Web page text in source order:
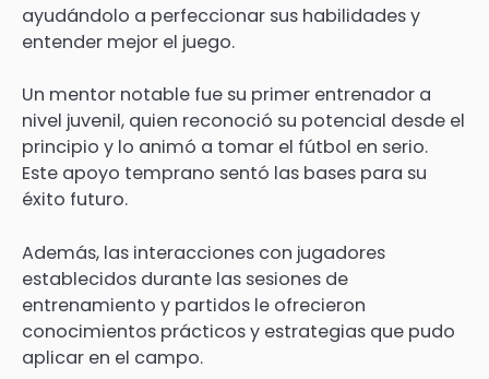
ayudándolo a perfeccionar sus habilidades y
entender mejor el juego.
Un mentor notable fue su primer entrenador a
nivel juvenil, quien reconoció su potencial desde el
principio y lo animó a tomar el fútbol en serio.
Este apoyo temprano sentó las bases para su
éxito futuro.
Además, las interacciones con jugadores
establecidos durante las sesiones de
entrenamiento y partidos le ofrecieron
conocimientos prácticos y estrategias que pudo
aplicar en el campo.